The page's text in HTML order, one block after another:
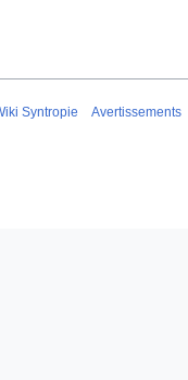
Syntropie Avertissements